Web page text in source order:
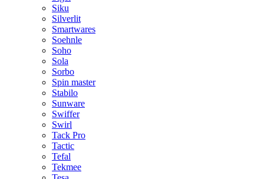
Siku
Silverlit
Smartwares
Soehnle
Soho
Sola
Sorbo
Spin master
Stabilo
Sunware
Swiffer
Swirl
Tack Pro
Tactic
Tefal
Tekmee